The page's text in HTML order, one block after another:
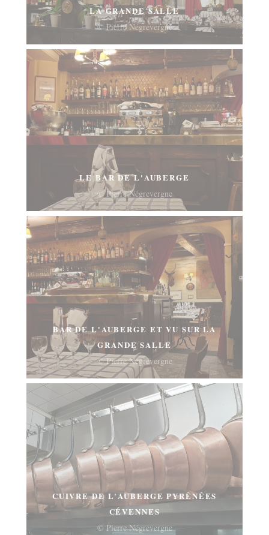
LA GRANDE SALLE
© Pierre Négrevergne
LE BAR DE L'AUBERGE
© Pierre Négrevergne
BAR DE L'AUBERGE ET VU SUR LA
GRANDE SALLE
© Pierre Négrevergne
CUIVRE DE L'AUBERGE PYRÉNÉES
CÉVENNES
© Pierre Négrevergne